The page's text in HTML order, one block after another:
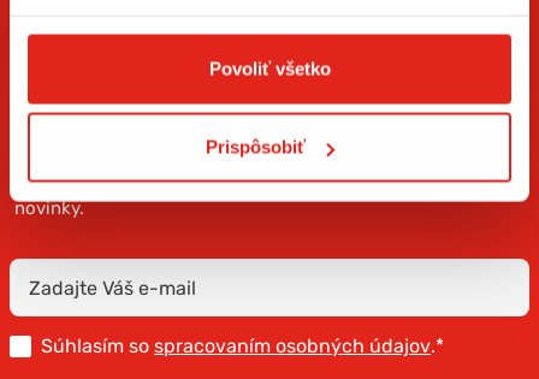
Povoliť všetko
Prispôsobiť
ZÍSKAJTE NOVINKY AKO PRVÝ
Prihláste sa na odber newslettera a buďte prvý, kto má
novinky.
Súhlasím so spracovaním osobných údajov.*